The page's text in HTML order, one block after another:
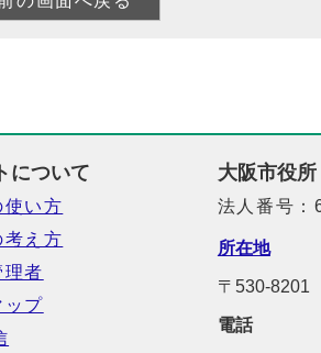
について
使い方
考え方
理者
ップ
大阪市役所
法人番号
所在地
〒530-8201
電話